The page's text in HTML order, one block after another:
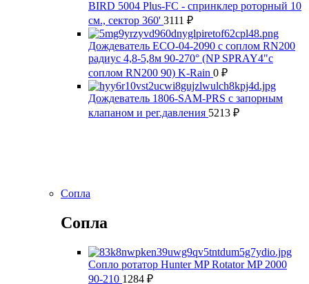
BIRD 5004 Plus-FC - спринклер роторный 10
см., сектор 360' 3111 ₽
Дождеватель ECO-04-2090 с соплом RN200
радиус 4,8-5,8м 90-270° (NP SPRAY4"с
соплом RN200 90) K-Rain 0 ₽
Дождеватель 1806-SAM-PRS с запорным
клапаном и рег.давления 5213 ₽
Сопла
Сопла
Сопло ротатор Hunter MP Rotator MP 2000
90-210 1284 ₽